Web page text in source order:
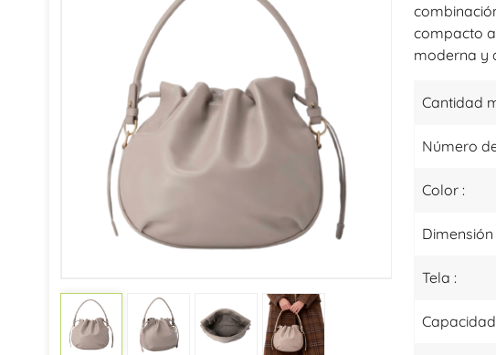
compacto
moderna y
Cantidad
Número
Color :
Dimensión
Tela :